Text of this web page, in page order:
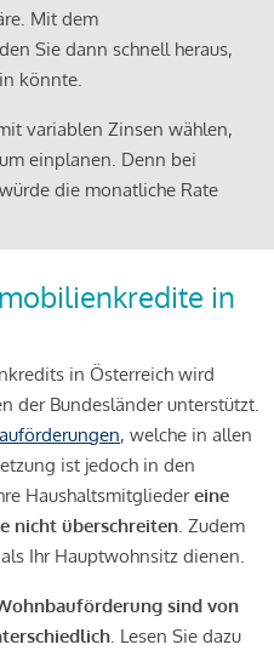
Mit dem
Sie dann schnell heraus,
könnte.
variablen Zinsen wählen,
einplanen. Denn bei
die monatliche Rate
in
in Österreich wird
der Bundesländer unterstützt.
, welche in allen
ist jedoch in den
Haushaltsmitgliedereine
nicht überschreiten. Zudem
Ihr Hauptwohnsitz dienen.
sind von
. Lesen Sie dazu